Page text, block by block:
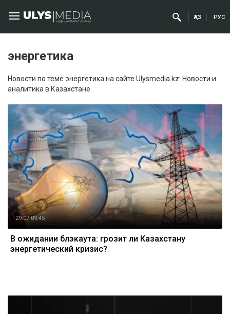
ҚАЗ РУС
энергетика
Новости по теме энергетика на сайте Ulysmedia.kz: Новости и
аналитика в Казахстане
29.07 09:45
В ожидании блэкаута: грозит ли Казахстану
энергетический кризис?